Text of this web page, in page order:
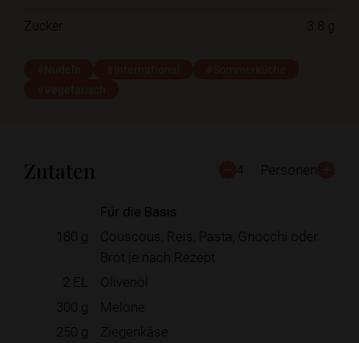
Zucker
3.8 g
Zutaten 4 Personen
Für die Basis
180 g
Couscous, Reis, Pasta, Gnocchi oder
Brot je nach Rezept
2 EL
Olivenöl
300 g
Melone
250 g
Ziegenkäse